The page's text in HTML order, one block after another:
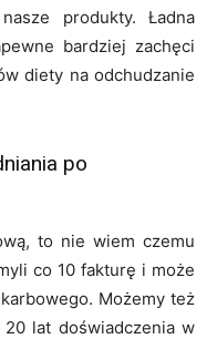
produkty. Ładna
bardziej zachęci
diety na odchudzanie
po
to nie wiem czemu
co 10 fakturę i może
Możemy też
lat doświadczenia w